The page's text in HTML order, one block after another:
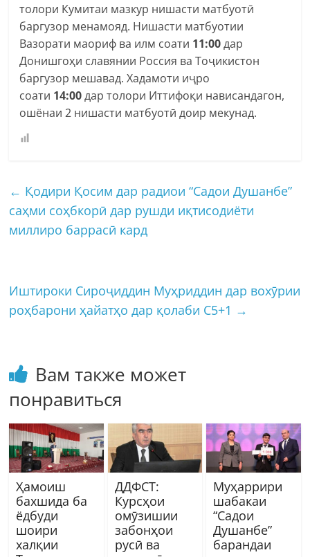
толори Кумитаи мазкур нишасти матбуотӣ
баргузор менамояд. Нишасти матбуотии
Вазорати маориф ва илм соати 11:00дар
Донишгоҳи славянии Россия ва Тоҷикистон
баргузор мешавад. Хадамоти иҷро
соати 14:00дар толори Иттифоқи нависандагон,
ошёнаи 2 нишасти матбуотӣ доир мекунад.
← Қодири Қосим дар радиои “Садои Душанбе”
саҳми соҳбкорӣ дар рушди иқтисодиёти
миллиро баррасӣ кард
Иштироки Сироҷиддин Муҳриддин дар вохӯрии
роҳбарони ҳайатҳо дар қолаби С5+1 →
Вам также может
понравиться
Ҳамоиш
бахшида ба
ёдбуди
шоири
халқии
ДДФСТ:
Курсҳои
омӯзишии
забонҳои
русӣ ва
Муҳаррири
шабакаи
“Садои
Душанбе”
барандаи